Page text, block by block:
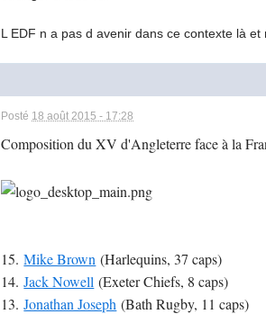
L EDF n a pas d avenir dans ce contexte là
Posté 18 août 2015 - 17:28
Composition du XV d'Angleterre face à la
15.Mike Brown (Harlequins, 37 caps)
14.Jack Nowell (Exeter Chiefs, 8 caps)
13.Jonathan Joseph (Bath Rugby, 11 caps)